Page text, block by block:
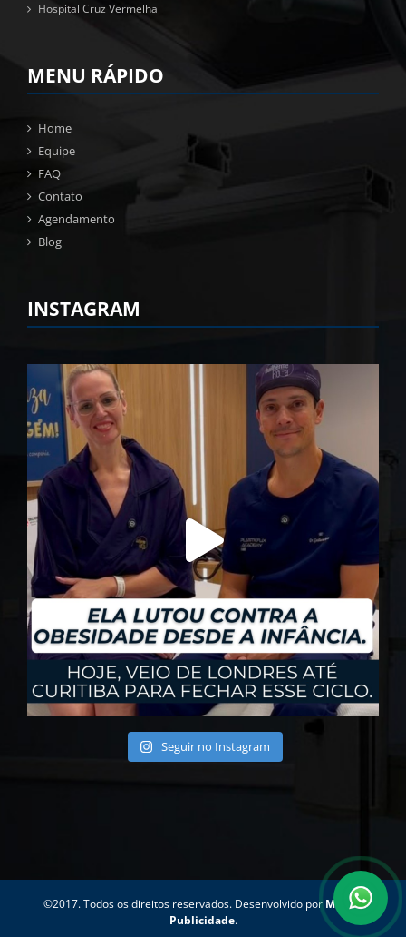
Hospital Cruz Vermelha
MENU RÁPIDO
Home
Equipe
FAQ
Contato
Agendamento
Blog
INSTAGRAM
Seguir no Instagram
©2017. Todos os direitos reservados. Desenvolvido por Motion
Publicidade.